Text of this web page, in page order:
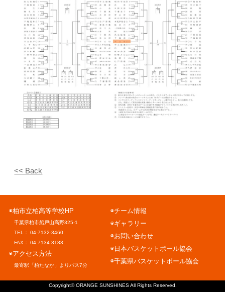
<< Back
◉柏市立柏高等学校HP
千葉県柏市船戸山高野325-1
TEL： 04-7132-3460
FAX： 04-7134-3183
◉アクセス方法
最寄駅「柏たなか」よりバス7分
◉チーム情報
◉ギャラリー
◉お問い合わせ
◉日本バスケットボール協会
◉千葉県バスケットボール協会
Copyright©ORANGE SUNSHINESAll Rights Reserved.